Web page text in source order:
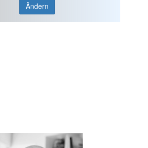
Ändern